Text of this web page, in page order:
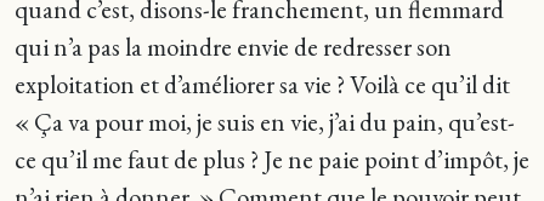
quand c’est, disons-le franchement, un flemmard
qui n’a pas la moindre envie de redresser son
exploitation et d’améliorer sa vie ? Voilà ce qu’il dit
« Ça va pour moi, je suis en vie, j’ai du pain, qu’est-
ce qu’il me faut de plus ? Je ne paie point d’impôt, je